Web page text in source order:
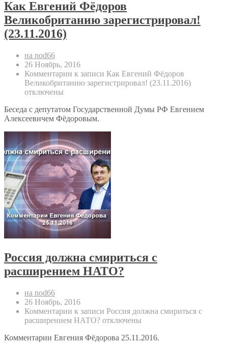
Как Евгений Фёдоров
Великобританию зарегистрировал!
(23.11.2016)
на nod66
26 Ноябрь, 2016
Комментарии к записи Как Евгений Фёдоров
Великобританию зарегистрировал! (23.11.2016)
отключены
Беседа с депутатом Государственной Думы РФ Евгением
Алексеевичем Фёдоровым.
Россия должна смириться с
расширением НАТО?
на nod66
26 Ноябрь, 2016
Комментарии к записи Россия должна смириться с
расширением НАТО? отключены
Комментарии Евгения Фёдорова 25.11.2016.